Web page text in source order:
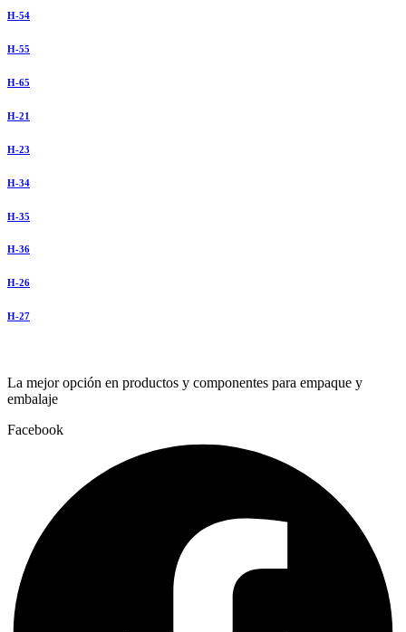
H-54
H-55
H-65
H-21
H-23
H-34
H-35
H-36
H-26
H-27
La mejor opción en productos y componentes para empaque y
embalaje
Facebook